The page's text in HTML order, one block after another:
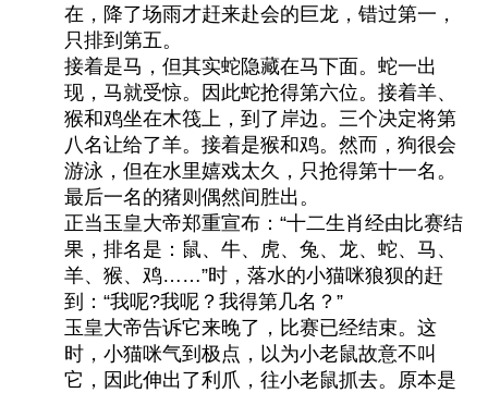
在，降了场雨才赶来赴会的巨龙，错过第一，
只排到第五。
接着是马，但其实蛇隐藏在马下面。蛇一出
现，马就受惊。因此蛇抢得第六位。接着羊、
猴和鸡坐在木筏上，到了岸边。三个决定将第
八名让给了羊。接着是猴和鸡。然而，狗很会
游泳，但在水里嬉戏太久，只抢得第十一名。
最后一名的猪则偶然间胜出。
正当玉皇大帝郑重宣布：“十二生肖经由比赛结
果，排名是：鼠、牛、虎、兔、龙、蛇、马、
羊、猴、鸡……”时，落水的小猫咪狼狈的赶
到：“我呢?我呢？我得第几名？”
玉皇大帝告诉它来晚了，比赛已经结束。这
时，小猫咪气到极点，以为小老鼠故意不叫
它，因此伸出了利爪，往小老鼠抓去。原本是